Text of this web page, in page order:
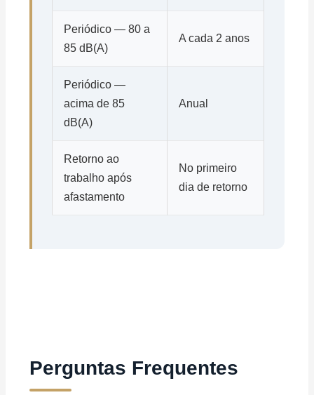
Periódico — 80 a
85 dB(A)
A cada 2 anos
Periódico —
acima de 85
dB(A)
Anual
Retorno ao
trabalho após
afastamento
No primeiro
dia de retorno
Perguntas Frequentes